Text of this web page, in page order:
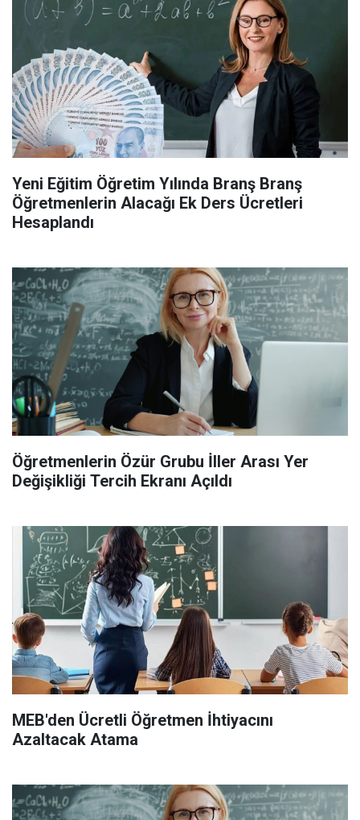
Yeni Eğitim Öğretim Yılında Branş Branş
Öğretmenlerin Alacağı Ek Ders Ücretleri
Hesaplandı
Öğretmenlerin Özür Grubu İller Arası Yer
Değişikliği Tercih Ekranı Açıldı
MEB'den Ücretli Öğretmen İhtiyacını
Azaltacak Atama